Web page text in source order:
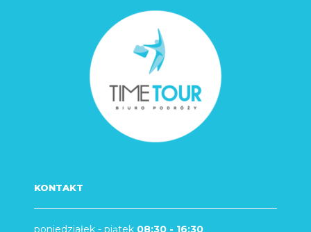
KONTAKT